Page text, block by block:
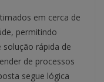
em cerca de
permitindo
solução rápida de
de processos
segue lógica